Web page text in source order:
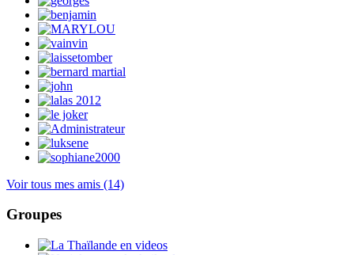
Voir tous mes amis (14)
Groupes